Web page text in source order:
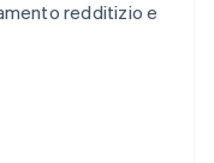
redditizio e